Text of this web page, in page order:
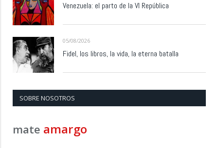
Venezuela: el parto de la VI República
05/08/2026
Fidel, los libros, la vida, la eterna batalla
SOBRE NOSOTROS
mate amargo